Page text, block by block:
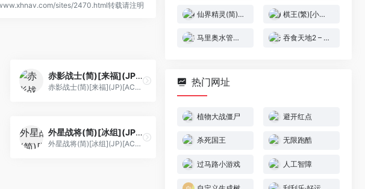
sites/2470.html转载请注明
赤影战士(简)[来福](JP)[ACT](2Mb)
赤影战士(简)[来福](JP)[ACT](2Mb)
外星战将(简)[冰组](JP)[ACT](3.25Mb)
外星战将(简)[冰组](JP)[ACT](3.25Mb)
仙界精灵(简)[南晶科技](CN)[RPG](16Mb) 棋王(繁)[小天才](CN)[TAB](0.75Mb)
马里奥水管工(简)[高伟](JUE)[ACT](0.31Mb) 吞食天地2 – 秋风五丈原(吞2音乐)(v20170225)[NT汉化组](JP)[RPG](5Mb)
热门网址
植物大战僵尸 避开红点
杀死国王 无限跑酷
过马路小游戏 人工智障